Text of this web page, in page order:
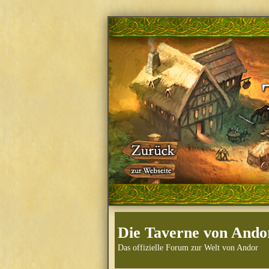
Die Taverne von
Das offizielle Forum zur Welt von Andor